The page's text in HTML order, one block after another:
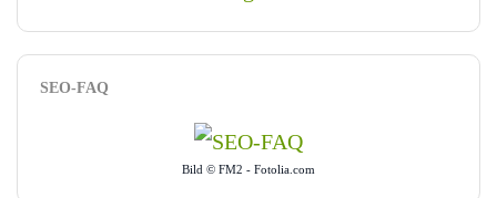
SEO-FAQ
Bild © FM2 - Fotolia.com